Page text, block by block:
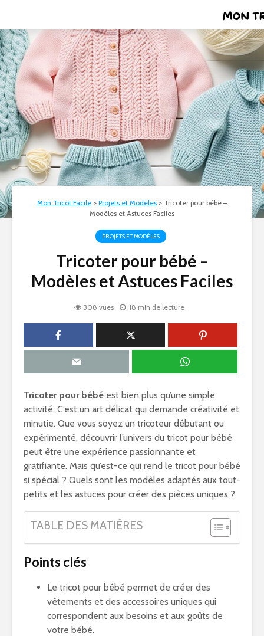
Mon Tricot Facile> Projets et Modèles> Tricoter pour bébé –
Modèles et Astuces Faciles
PROJETS ET MODÈLES
Tricoter pour bébé –
Modèles et Astuces Faciles
308 vues 18 min de lecture
Tricoter pour bébé est bien plus qu’une simple
activité. C’est un art délicat qui demande créativité et
minutie. Que vous soyez un tricoteur débutant ou
expérimenté, découvrir l’univers du tricot pour bébé
peut être une expérience passionnante et
gratifiante. Mais qu’est-ce qui rend le tricot pour bébé
si spécial ? Quels sont les modèles adaptés aux tout-
petits et les astuces pour créer des pièces uniques ?
TABLE DES MATIÈRES
Points clés
Le tricot pour bébé permet de créer des
vêtements et des accessoires uniques qui
correspondent aux besoins et aux goûts de
votre bébé.